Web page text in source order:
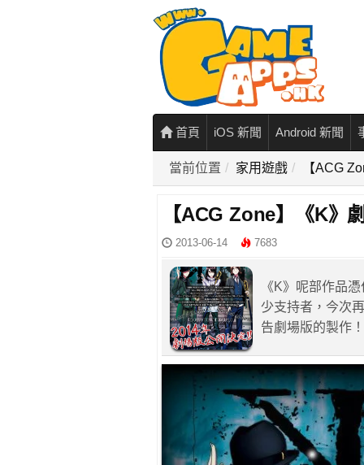
首頁 iOS 新聞 Android 新聞
當前位置 家用遊戲 【ACG
【ACG Zone】《K》
2013-06-14 7683
《K》呢部作品
少支持者，今次
告劇場版的製作！